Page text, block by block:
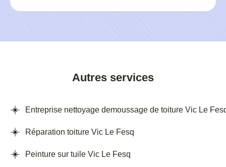
Autres services
Entreprise nettoyage demoussage de toiture Vic Le
Réparation toiture Vic Le Fesq
Peinture sur tuile Vic Le Fesq